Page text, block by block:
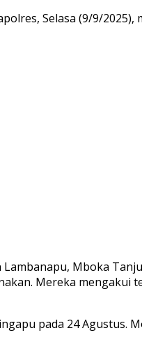
Selasa (9/9/
Mboka
Mereka mengakui
pada 24 Agustus.